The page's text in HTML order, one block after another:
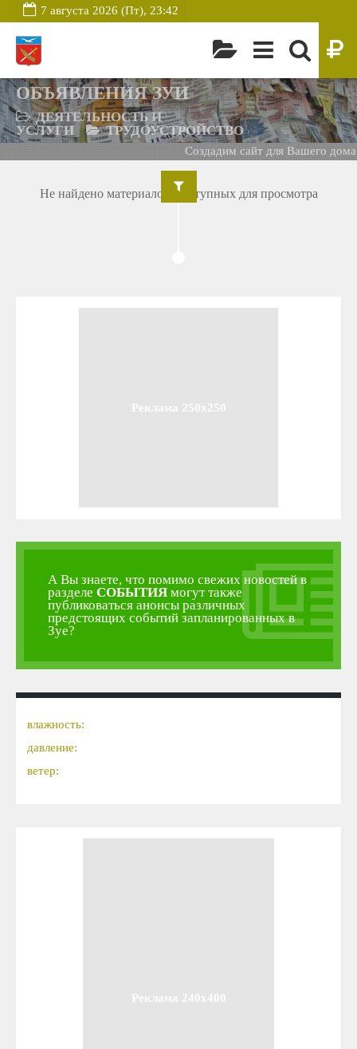
7 августа 2026 (Пт), 23:42
ОБЪЯВЛЕНИЯ ЗУИ
ДЕЯТЕЛЬНОСТЬ И
УСЛУГИ
ТРУДОУСТРОЙСТВО
Создадим сайт для Вашего дома
Не найдено материалов, доступных для просмотра
Реклама 250x250
А Вы знаете, что помимо свежих новостей в
разделе СОБЫТИЯ могут также
публиковаться анонсы различных
предстоящих событий запланированных в
Зуе?
влажность:
давление:
ветер:
Реклама 240x400